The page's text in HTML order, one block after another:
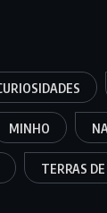
MINHO
TERRAS